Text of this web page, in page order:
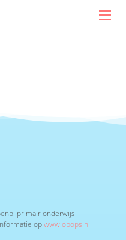
primair onderwijs
opwww.opops.nl